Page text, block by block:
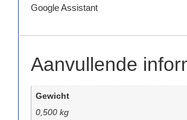
Google Assistant
Aanvullende
Gewicht
0,500 kg